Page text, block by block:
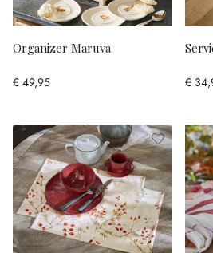
Organizer Maruva
€ 49,95 €